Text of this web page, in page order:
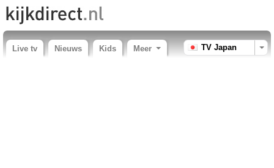
Live tv Nieuws Kids Meer TV Japan